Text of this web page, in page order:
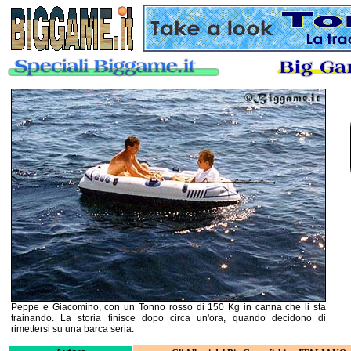
Peppe e Giacomino, con un Tonno rosso di 150 Kg in canna che li sta
trainando. La storia finisce dopo circa un'ora, quando decidono di
rimettersi su una barca seria.